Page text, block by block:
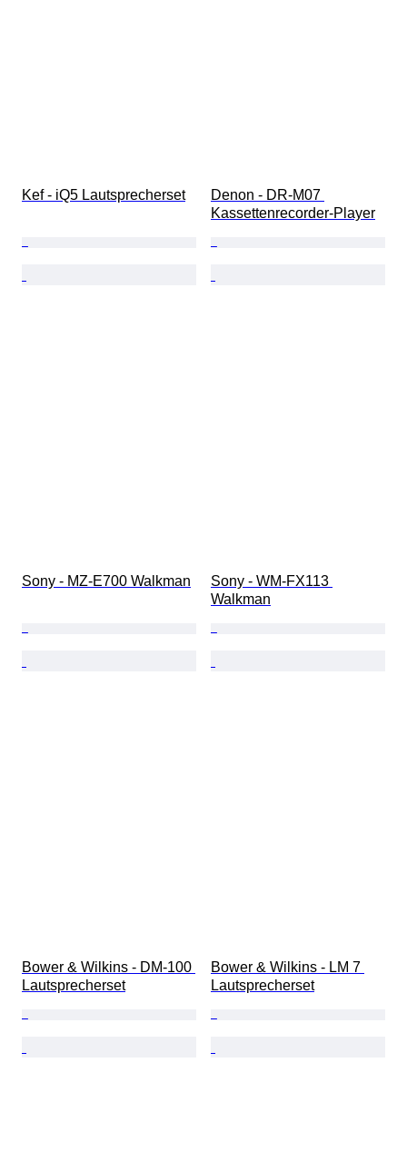
Kef - iQ5 Lautsprecherset
Denon - DR-M07
Kassettenrecorder-Player
Sony - MZ-E700 Walkman
Sony - WM-FX113
Walkman
Bower & Wilkins - DM-100
Lautsprecherset
Bower & Wilkins - LM 7
Lautsprecherset